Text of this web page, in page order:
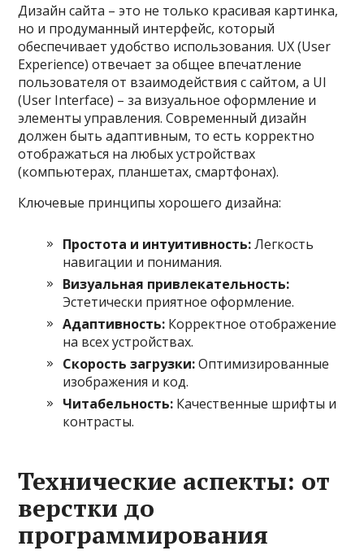
Дизайн сайта – это не только красивая картинка,
но и продуманный интерфейс, который
обеспечивает удобство использования. UX (User
Experience) отвечает за общее впечатление
пользователя от взаимодействия с сайтом, а UI
(User Interface) – за визуальное оформление и
элементы управления. Современный дизайн
должен быть адаптивным, то есть корректно
отображаться на любых устройствах
(компьютерах, планшетах, смартфонах).
Ключевые принципы хорошего дизайна:
Простота и интуитивность:Легкость
навигации и понимания.
Визуальная привлекательность:
Эстетически приятное оформление.
Адаптивность: Корректное отображение
на всех устройствах.
Скорость загрузки:Оптимизированные
изображения и код.
Читабельность: Качественные шрифты и
контрасты.
Технические аспекты: от
верстки до
программирования